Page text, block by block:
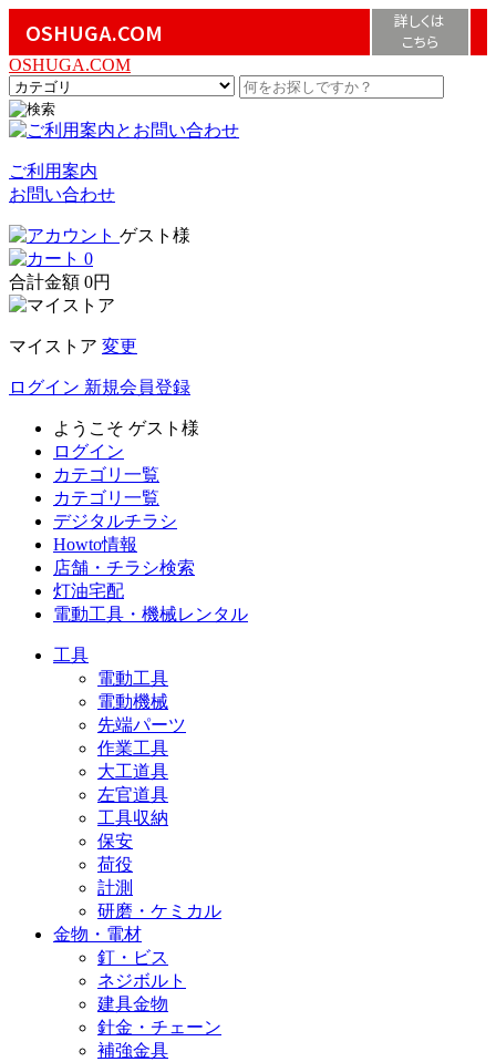
OSHUGA.COM
詳しくは
こちら
OSHUGA.COM
ご利用案内
お問い合わせ
ゲスト様
0
合計金額 0円
マイストア 変更
ログイン 新規会員登録
ようこそ ゲスト様
ログイン
カテゴリ一覧
カテゴリ一覧
デジタルチラシ
Howto情報
店舗・チラシ検索
灯油宅配
電動工具・機械レンタル
工具
電動工具
電動機械
先端パーツ
作業工具
大工道具
左官道具
工具収納
保安
荷役
計測
研磨・ケミカル
金物・電材
釘・ビス
ネジボルト
建具金物
針金・チェーン
補強金具